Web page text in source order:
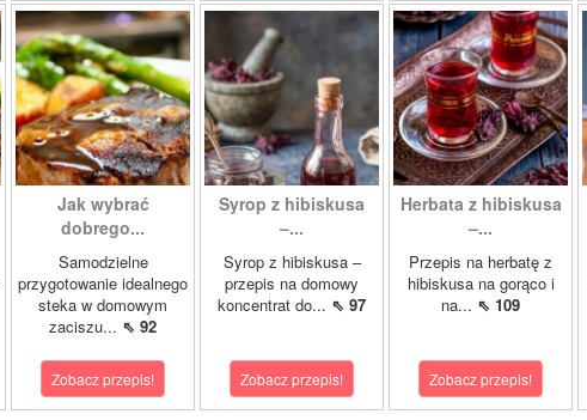
Jak wybrać
dobrego...
Samodzielne
przygotowanie idealnego
steka w domowym
zaciszu... ⇖ 92
Zobacz przepis!
Syrop z hibiskusa
–...
Syrop z hibiskusa –
przepis na domowy
koncentrat do... ⇖ 97
Zobacz przepis!
Herbata z hibiskusa
–...
Przepis na herbatę z
hibiskusa na gorąco i
na... ⇖ 109
Zobacz przepis!